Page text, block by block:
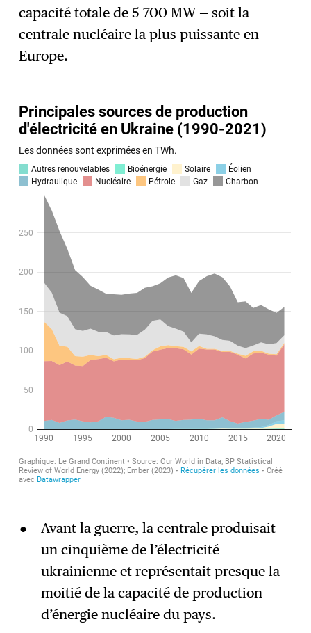
capacité totale de 5 700 MW — soit la
centrale nucléaire la plus puissante en
Europe.
Avant la guerre, la centrale produisait
un cinquième de l’électricité
ukrainienne et représentait presque la
moitié de la capacité de production
d’énergie nucléaire du pays.